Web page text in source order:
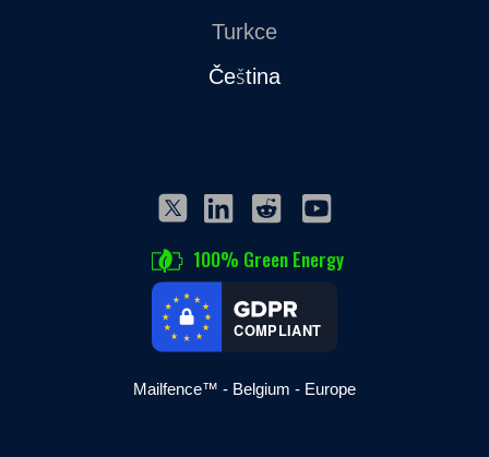
Turkce
Čeština
100% Green Energy
COMPLIANT
Mailfence™ - Belgium - Europe